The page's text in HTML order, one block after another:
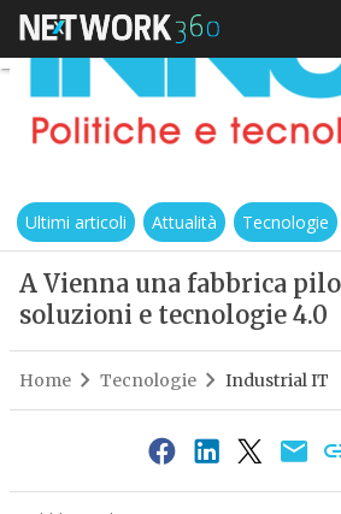
Ultimi articoli Attualità Tecnologie
A Vienna una fabbrica
soluzioni e tecnologie 4.0
Home Tecnologie Industrial IT